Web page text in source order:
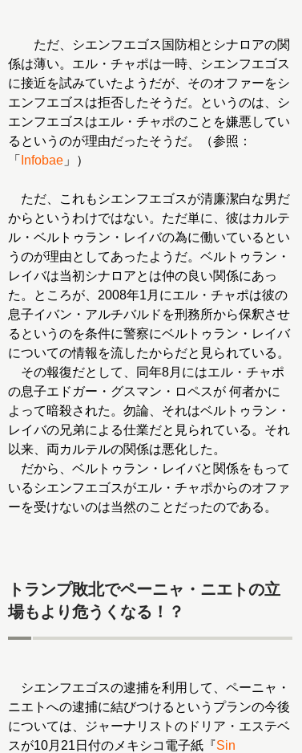
ただ、シエンフエゴス国防相とシナロアの関
係は薄い。エル・チャポは一時、シエンフエゴス
に接近を試みていたようだが、そのオファーをシ
エンフエゴスは拒否したそうだ。というのは、シ
エンフエゴスはエル・チャポのことを嫌悪してい
るというのが理由だったそうだ。（参照：
「
Infobae 」）
ただ、これもシエンフエゴスが清廉潔白な男だ
からというわけではない。ただ単に、彼はカルテ
ル・ベルトゥラン・レイバの為に働いているとい
うのが理由としてあったようだ。ベルトゥラン・
レイバは当初シナロアとは仲の良い関係にあっ
た。ところが、2008年1月にエル・チャポは彼の
息子イバン・アルチバルドを刑務所から保釈させ
るというのを条件に警察にベルトゥラン・レイバ
についての情報を流したからだと見られている。
その報復だとして、同年8月にはエル・チャポ
の息子エドガー・グスマン・ロペスが 何者かに
よって暗殺された。勿論、それはベルトゥラン・
レイバの兄弟による仕業だと見られている。それ
以来、両カルテルの関係は悪化した。
だから、ベルトゥラン・レイバと関係をもって
いるシエンフエゴスがエル・チャポからのオファ
ーを受けないのは当然のことだったのである。
トランプ敗北でペーニャ・ニエトの立
場もより危うくなる！？
シエンフエゴスの逮捕を利用して、ペーニャ・
ニエトへの逮捕に結びつけるというプランの今後
については、ジャーナリストのドリア・エステベ
スが10月21日付のメキシコ電子紙『Sin